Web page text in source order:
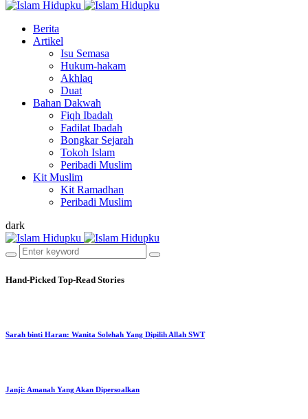
Berita
Artikel
Isu Semasa
Hukum-hakam
Akhlaq
Duat
Bahan Dakwah
Fiqh Ibadah
Fadilat Ibadah
Bongkar Sejarah
Tokoh Islam
Peribadi Muslim
Kit Muslim
Kit Ramadhan
Peribadi Muslim
dark
Hand-Picked Top-Read Stories
Sarah binti Haran: Wanita Solehah Yang Dipilih Allah SWT
Janji: Amanah Yang Akan Dipersoalkan